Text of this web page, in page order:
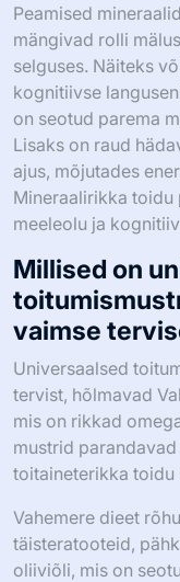
Peamised
mängivad rolli
selguses. Näiteks
kognitiivse
on seotud parema
Lisaks on raud
ajus, mõjutades
Mineraalirikka
meeleolu ja
Millised on
vaimse
Universaalsed
tervist, hõlmavad
mis on rikkad
mustrid
toitaineterikka toidu
Vahemere dieet
täisteratooteid,
oliiviõli, mis on